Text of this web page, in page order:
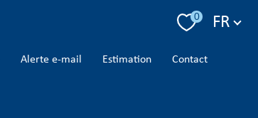
0 FR
alerte e-mail estimation contact